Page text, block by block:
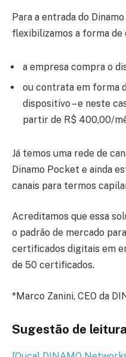
Para a entrada do
flexibilizamos a forma
a empresa compra o
ou contrata em forma
dispositivo – e neste
partir de R$ 400,00/
Já temos uma rede de
Dinamo Pocket e ainda
canais para termos
Acreditamos que essa
o padrão de mercado
certificados digitais em
de 50 certificados.
*Marco Zanini, CEO da
Sugestão de leitura